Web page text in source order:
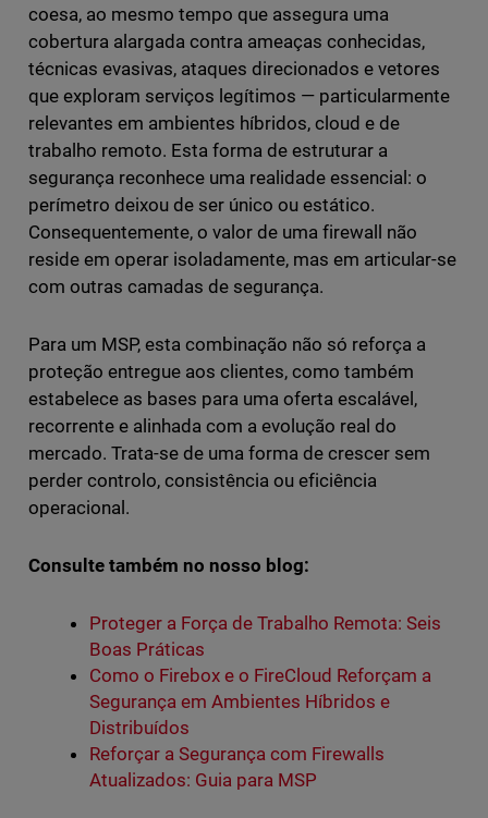
coesa, ao mesmo tempo que assegura uma
cobertura alargada contra ameaças conhecidas,
técnicas evasivas, ataques direcionados e vetores
que exploram serviços legítimos — particularmente
relevantes em ambientes híbridos, cloud e de
trabalho remoto. Esta forma de estruturar a
segurança reconhece uma realidade essencial: o
perímetro deixou de ser único ou estático.
Consequentemente, o valor de uma firewall não
reside em operar isoladamente, mas em articular-se
com outras camadas de segurança.
Para um MSP, esta combinação não só reforça a
proteção entregue aos clientes, como também
estabelece as bases para uma oferta escalável,
recorrente e alinhada com a evolução real do
mercado. Trata-se de uma forma de crescer sem
perder controlo, consistência ou eficiência
operacional.
Consulte também no nosso blog:
Proteger a Força de Trabalho Remota: Seis
Boas Práticas
Como o Firebox e o FireCloud Reforçam a
Segurança em Ambientes Híbridos e
Distribuídos
Reforçar a Segurança com Firewalls
Atualizados: Guia para MSP